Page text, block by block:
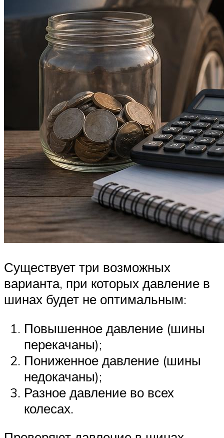
Существует три возможных
варианта, при которых давление в
шинах будет не оптимальным:
Повышенное давление (шины
перекачаны);
Пониженное давление (шины
недокачаны);
Разное давление во всех
колесах.